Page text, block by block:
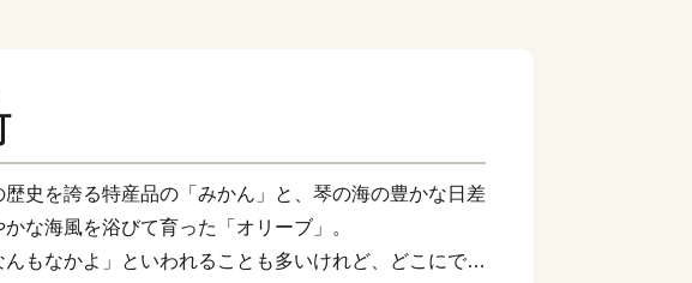
歴史を誇る特産品の「みかん」と、琴の海の豊かな日差
かな海風を浴びて育った「オリーブ」。
んもなかよ」といわれることも多いけれど、どこにでも